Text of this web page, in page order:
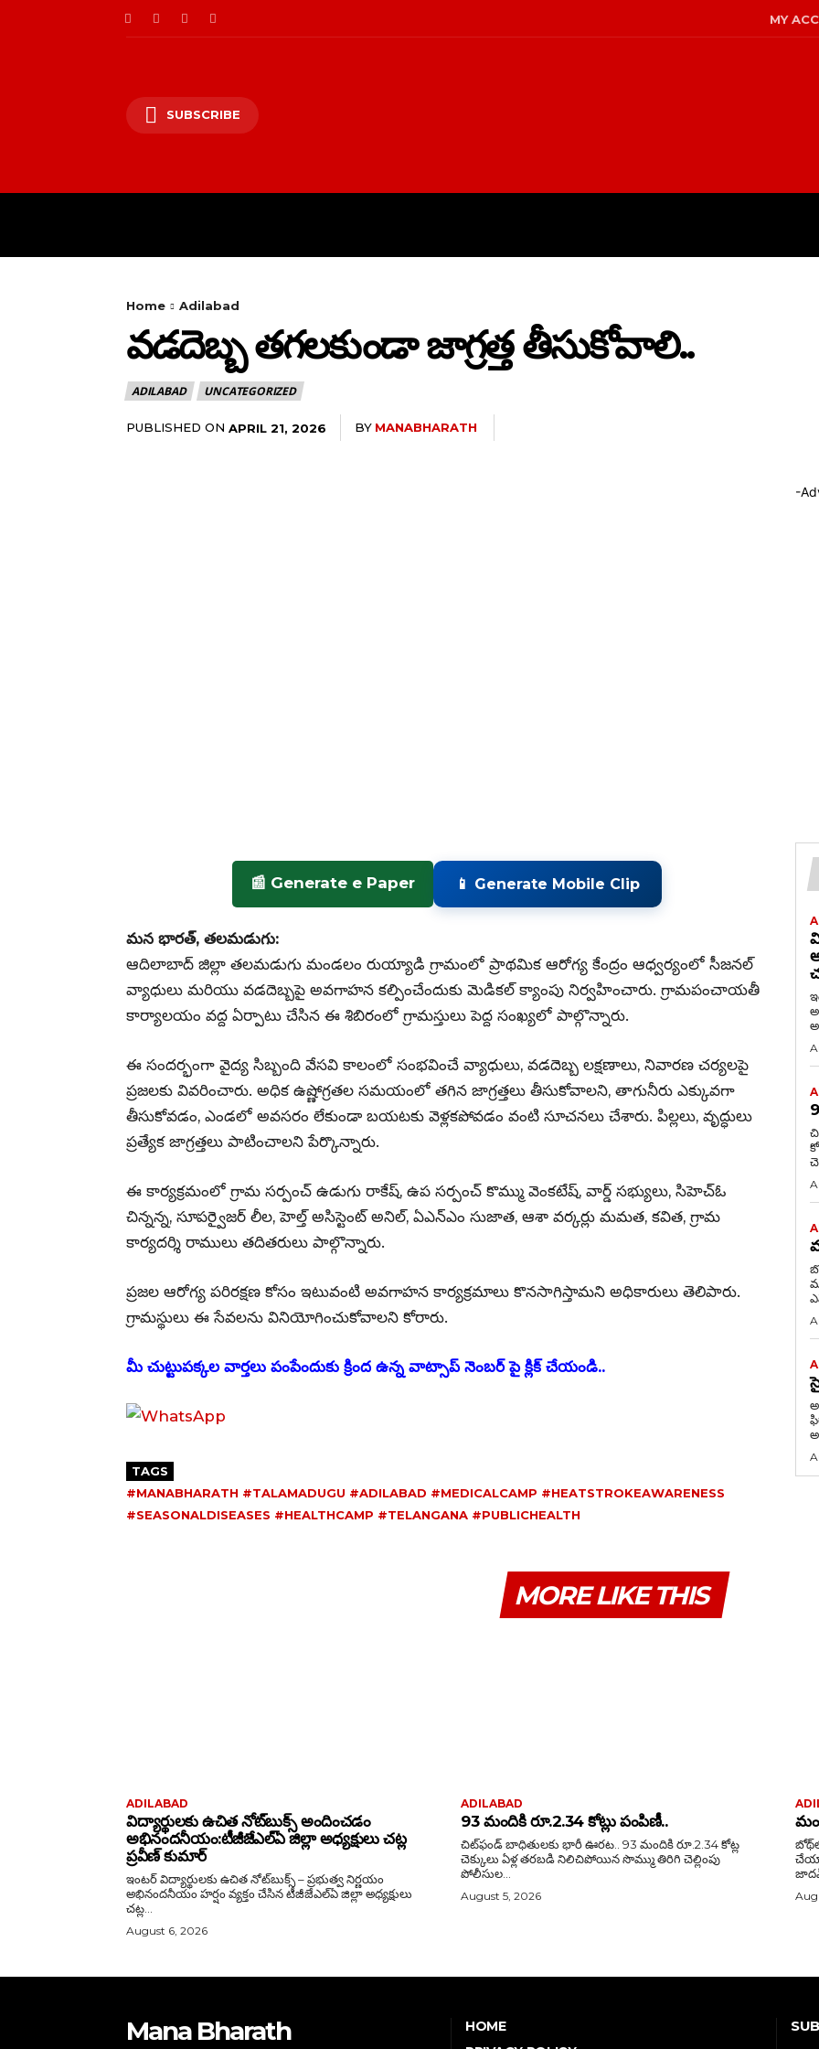
MY
SUBSCRIBE
Home Adilabad
వడదెబ్బ తగలకుండా జాగ్రత్త తీసుకోవాలి..
ADILABAD UNCATEGORIZED
PUBLISHED ON APRIL 21, 2026 BY MANABHARATH
-
📰 Generate e Paper 📱 Generate Mobile Clip
మన భారత్, తలమడుగు:
ఆదిలాబాద్ జిల్లా తలమడుగు మండలం రుయ్యాడి గ్రామంలో ప్రాథమిక ఆరోగ్య కేంద్రం ఆధ్వర్యంలో సీజనల్
వ్యాధులు మరియు వడదెబ్బపై అవగాహన కల్పించేందుకు మెడికల్ క్యాంపు నిర్వహించారు. గ్రామపంచాయతీ
కార్యాలయం వద్ద ఏర్పాటు చేసిన ఈ శిబిరంలో గ్రామస్తులు పెద్ద సంఖ్యలో పాల్గొన్నారు.
ఈ సందర్భంగా వైద్య సిబ్బంది వేసవి కాలంలో సంభవించే వ్యాధులు, వడదెబ్బ లక్షణాలు, నివారణ చర్యలపై
ప్రజలకు వివరించారు. అధిక ఉష్ణోగ్రతల సమయంలో తగిన జాగ్రత్తలు తీసుకోవాలని, తాగునీరు ఎక్కువగా
తీసుకోవడం, ఎండలో అవసరం లేకుండా బయటకు వెళ్లకపోవడం వంటి సూచనలు చేశారు. పిల్లలు, వృద్ధులు
ప్రత్యేక జాగ్రత్తలు పాటించాలని పేర్కొన్నారు.
ఈ కార్యక్రమంలో గ్రామ సర్పంచ్ ఉడుగు రాకేష్, ఉప సర్పంచ్ కొమ్ము వెంకటేష్, వార్డ్ సభ్యులు, సిహెచ్ఓ
చిన్నన్న, సూపర్వైజర్ లీల, హెల్త్ అసిస్టెంట్ అనిల్, ఏఎన్ఎం సుజాత, ఆశా వర్కర్లు మమత, కవిత, గ్రామ
కార్యదర్శి రాములు తదితరులు పాల్గొన్నారు.
ప్రజల ఆరోగ్య పరిరక్షణ కోసం ఇటువంటి అవగాహన కార్యక్రమాలు కొనసాగిస్తామని అధికారులు తెలిపారు.
గ్రామస్థులు ఈ సేవలను వినియోగించుకోవాలని కోరారు.
మీ చుట్టుపక్కల వార్తలు పంపేందుకు క్రింద ఉన్న వాట్సాప్ నెంబర్ పై క్లిక్ చేయండి..
TAGS
#MANABHARATH #TALAMADUGU #ADILABAD #MEDICALCAMP #HEATSTROKEAWARENESS
#SEASONALDISEASES #HEALTHCAMP #TELANGANA #PUBLICHEALTH
కోట్ల
MORE LIKE THIS
ADILABAD
విద్యార్థులకు ఉచిత నోట్‌బుక్స్ అందించడం
అభినందనీయం:టీజీజేఎల్‌ఏ జిల్లా అధ్యక్షులు చట్ల
ప్రవీణ్ కుమార్
ఇంటర్ విద్యార్థులకు ఉచిత నోట్‌బుక్స్ – ప్రభుత్వ నిర్ణయం
అభినందనీయం హర్షం వ్యక్తం చేసిన టీజీజేఎల్‌ఏ జిల్లా అధ్యక్షులు
చట్ల...
August 6, 2026
ADILABAD
93 మందికి రూ.2.34 కోట్లు పంపిణీ..
చిట్‌ఫండ్ బాధితులకు భారీ ఊరట.. 93 మందికి రూ.2.34 కోట్ల
చెక్కులు ఏళ్ల తరబడి నిలిచిపోయిన సొమ్ము తిరిగి చెల్లింపు
పోలీసుల...
August 5, 2026
చేయాలి సెక్రటరీ సృజనకు మంత్రి
Mana Bharath
HOME